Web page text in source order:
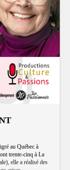
au Québec à
trente‑cinq à La
elle a réalisé des